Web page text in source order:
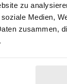
zu
Medien,
zusammen,
Fiat
Ford